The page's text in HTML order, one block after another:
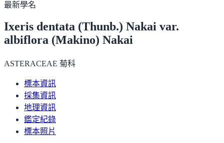
最新學名
Ixeris dentata (Thunb.) Nakai var.
albiflora (Makino) Nakai
ASTERACEAE 菊科
標本資訊
採集資訊
地理資訊
鑑定紀錄
標本照片